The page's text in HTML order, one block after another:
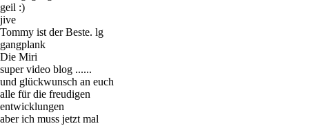
geil :)
jive
Tommy ist der Beste. lg
gangplank
Die Miri
super video blog ......
und glückwunsch an euch
alle für die freudigen
entwicklungen
aber ich muss jetzt mal